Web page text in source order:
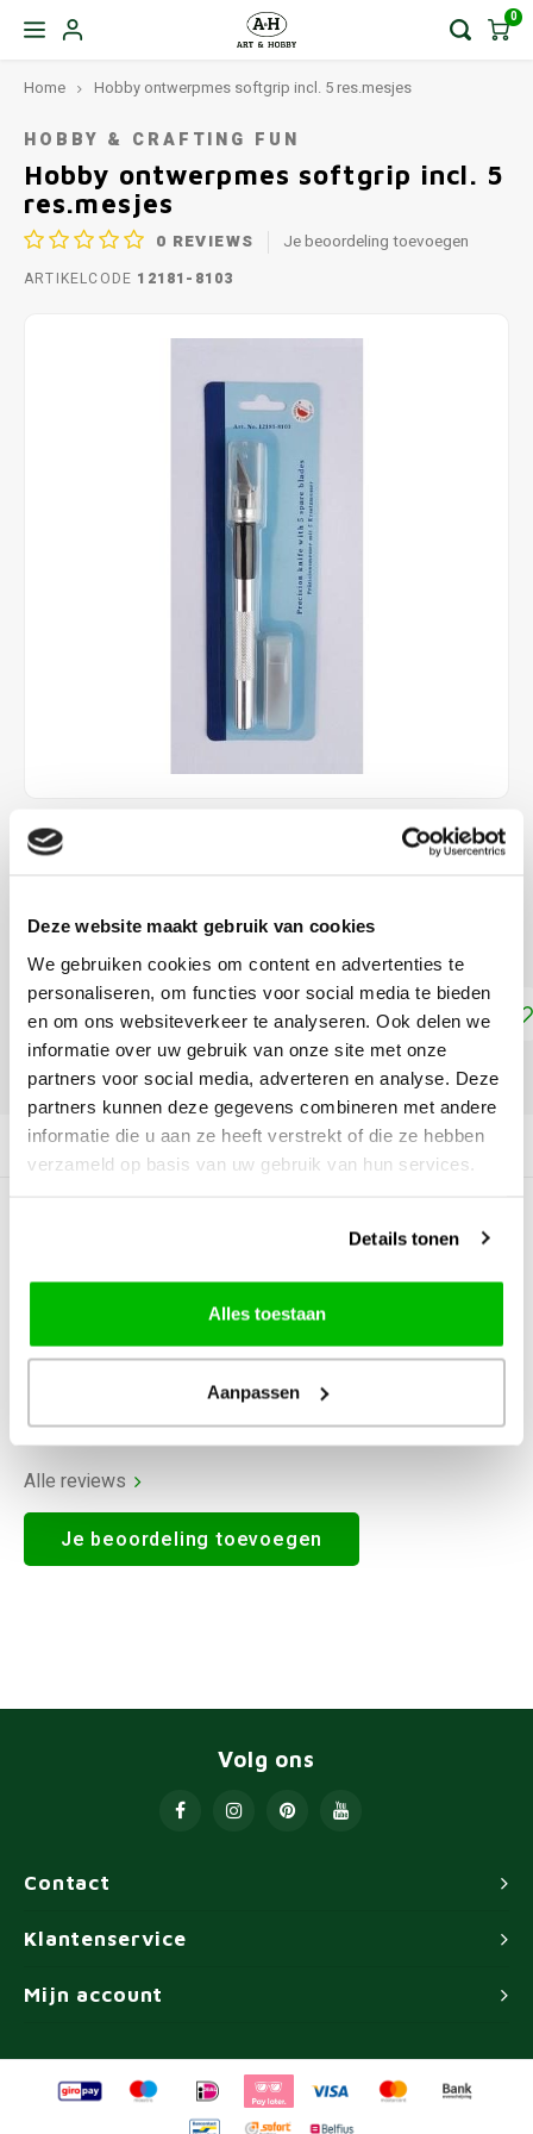
Deze website maakt gebruik van cookies
We gebruiken cookies om content en advertenties te
personaliseren, om functies voor social media te bieden
en om ons websiteverkeer te analyseren. Ook delen we
informatie over uw gebruik van onze site met onze
partners voor social media, adverteren en analyse. Deze
partners kunnen deze gegevens combineren met andere
informatie die u aan ze heeft verstrekt of die ze hebben
verzameld op basis van uw gebruik van hun services.
Details tonen
Alles toestaan
Aanpassen
0
Home Hobby ontwerpmes softgrip incl. 5 res.mesjes
HOBBY & CRAFTING FUN
Hobby ontwerpmes softgrip incl. 5
res.mesjes
0 REVIEWS Je beoordeling toevoegen
ARTIKELCODE 12181-8103
€6,90
Hobbymes met 5 reservemesjes
Toevoegen aan winkelwagen
DELEN:
Productomschrijving
0Reviews
Alle reviews
Je beoordeling toevoegen
Contact
Volg ons
Klantenservice
Mijn account